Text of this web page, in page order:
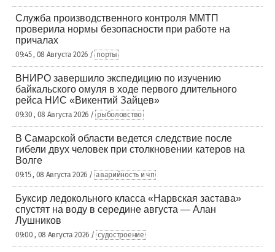
Служба производственного контроля ММТП
проверила нормы безопасности при работе на
причалах
09:45 , 08 Августа 2026 / порты
ВНИРО завершило экспедицию по изучению
байкальского омуля в ходе первого длительного
рейса НИС «Викентий Зайцев»
09:30 , 08 Августа 2026 / рыболовство
В Самарской области ведется следствие после
гибели двух человек при столкновении катеров на
Волге
09:15 , 08 Августа 2026 / аварийность и чп
Буксир ледокольного класса «Нарвская застава»
спустят на воду в середине августа — Алан
Лушников
09:00 , 08 Августа 2026 / судостроение